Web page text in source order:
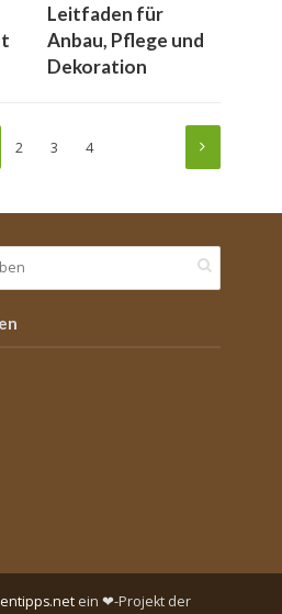
Leitfaden für
Anbau, Pflege und
Dekoration
2 3 4
ein ❤-Projekt der